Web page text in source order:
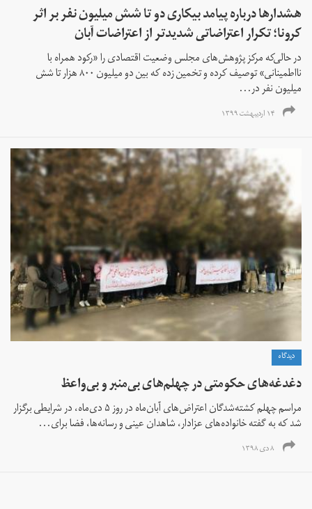
هشدار‌ها درباره پیامد بیکاری دو تا شش میلیون نفر بر اثر
کرونا؛ تکرار اعتراضاتی شدیدتر از اعتراضات آبان
در حالی‌که مرکز پژوهش‌های مجلس وضعیت اقتصادی را «رکود همراه با
نا‌اطمینانی» توصیف کرده و تخمین زده که بین دو میلیون ۸۰۰ هزار تا شش
میلیون نفر در...
۱۴ اردیبهشت ۱۳۹۹
دیدگاه
دغدغه‌های حکومتی در چهلم‌های بی‌منبر و بی‌واعظ
مراسم چهلم کشته‌شدگان اعتراض‌های آبان‌ماه در روز ۵ دی‌ماه، در شرایطی برگزار
شد که به گفته خانواده‌های عزادار، شاهدان عینی و رسانه‌ها، فضا برای...
۸ دی ۱۳۹۸